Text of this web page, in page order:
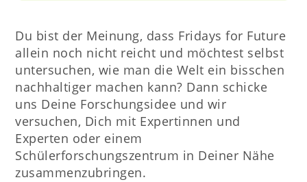
Du bist der Meinung, dass Fridays for Future
allein noch nicht reicht und möchtest selbst
untersuchen, wie man die Welt ein bisschen
nachhaltiger machen kann? Dann schicke
uns Deine Forschungsidee und wir
versuchen, Dich mit Expertinnen und
Experten oder einem
Schülerforschungszentrum in Deiner Nähe
zusammenzubringen.